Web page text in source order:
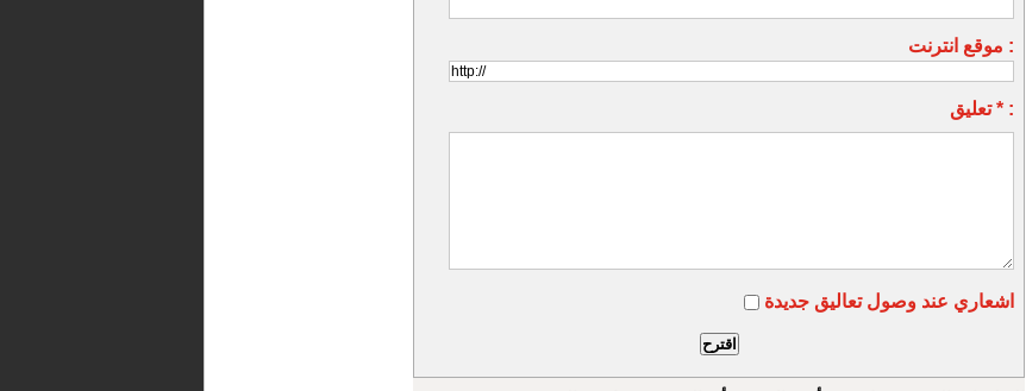
موقع انترنت :
تعليق * :
اشعاري عند وصول تعاليق جديدة